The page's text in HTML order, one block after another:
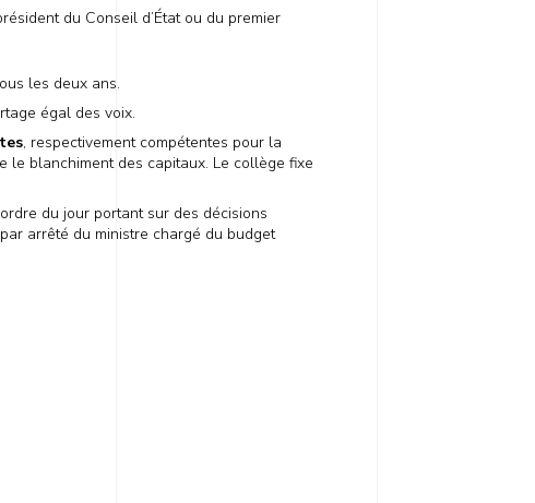
du Conseil d’État ou du premier
les deux ans.
égal des voix.
, respectivement compétentes pour la
blanchiment des capitaux. Le collège fixe
du jour portant sur des décisions
arrêté du ministre chargé du budget